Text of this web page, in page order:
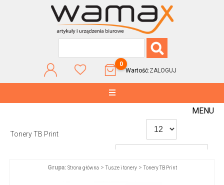
0
Wartość:ZALOGUJ
MENU
Tonery TB Print
Grupa: Strona główna >Tusze i tonery>Tonery TB Print